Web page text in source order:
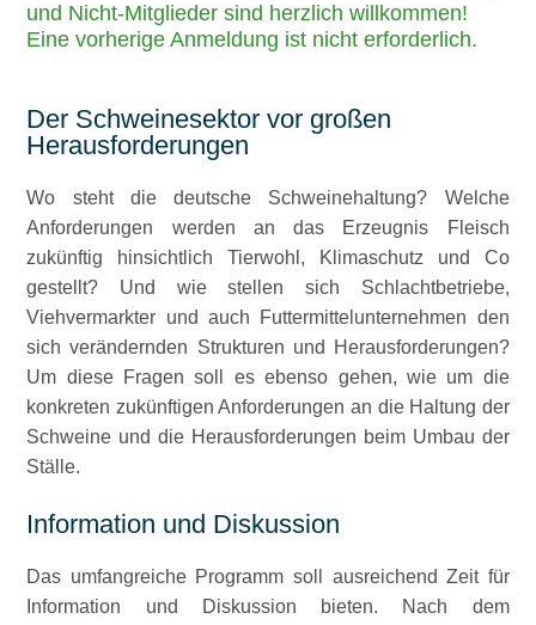
und Nicht-Mitglieder sind herzlich willkommen!
Eine vorherige Anmeldung ist nicht erforderlich.
Der Schweinesektor vor großen
Herausforderungen
Wo steht die deutsche Schweinehaltung? Welche
Anforderungen werden an das Erzeugnis Fleisch
zukünftig hinsichtlich Tierwohl, Klimaschutz und Co
gestellt? Und wie stellen sich Schlachtbetriebe,
Viehvermarkter und auch Futtermittelunternehmen den
sich verändernden Strukturen und Herausforderungen?
Um diese Fragen soll es ebenso gehen, wie um die
konkreten zukünftigen Anforderungen an die Haltung der
Schweine und die Herausforderungen beim Umbau der
Ställe.
Information und Diskussion
Das umfangreiche Programm soll ausreichend Zeit für
Information und Diskussion bieten. Nach dem